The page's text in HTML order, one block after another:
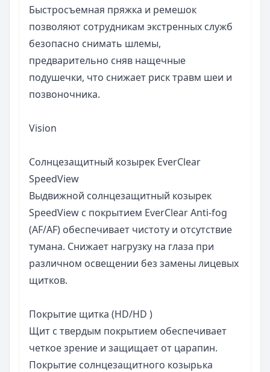
Быстросъемная пряжка и ремешок
позволяют сотрудникам экстренных служб
безопасно снимать шлемы,
предварительно сняв нащечные
подушечки, что снижает риск травм шеи и
позвоночника.
Vision
Солнцезащитный козырек EverClear
SpeedView
Выдвижной солнцезащитный козырек
SpeedView с покрытием EverClear Anti-fog
(AF/AF) обеспечивает чистоту и отсутствие
тумана. Снижает нагрузку на глаза при
различном освещении без замены лицевых
щитков.
Покрытие щитка (HD/HD )
Щит с твердым покрытием обеспечивает
четкое зрение и защищает от царапин.
Покрытие солнцезащитного козырька